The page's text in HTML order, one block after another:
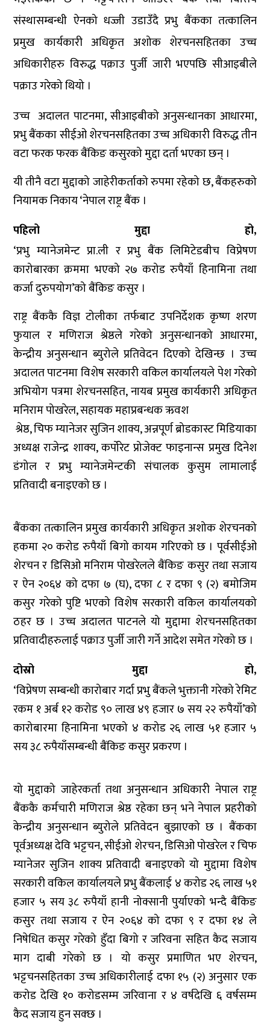
संस्थासम्बन्धी ऐनको धज्जी उडाउँदै प्रभु बैंकका तत्कालिन
प्रमुख कार्यकारी अधिकृत अशोक शेरचनसहितका उच्च
अधिकारीहरु विरुद्ध पक्राउ पुर्जी जारी भएपछि सीआइबीले
पक्राउ गरेको थियो ।
उच्च अदालत पाटनमा, सीआइबीको अनुसन्धानका आधारमा,
प्रभु बैंकका सीईओ शेरचनसहितका उच्च अधिकारी विरुद्ध तीन
वटा फरक फरक बैंकिङ कसुरको मुद्दा दर्ता भएका छन् ।
यी तीनै वटा मुद्दाको जाहेरीकर्ताको रुपमा रहेको छ, बैंकहरुको
नियामक निकाय ‘नेपाल राष्ट्र बैंक ।
पहिलो मुद्दा हो,
‘प्रभु म्यानेजमेन्ट प्रा.ली र प्रभु बैंक लिमिटेडबीच विप्रेषण
कारोबारका क्रममा भएको २७ करोड रुपैयाँ हिनामिना तथा
कर्जा दुरुपयोग’को बैंकिङ कसुर ।
राष्ट्र बैंककै विज्ञ टोलीका तर्फबाट उपनिर्देशक कृष्ण शरण
फुयाल र मणिराज श्रेष्ठले गरेको अनुसन्धानको आधारमा,
केन्द्रीय अनुसन्धान ब्युरोले प्रतिवेदन दिएको देखिन्छ । उच्च
अदालत पाटनमा विशेष सरकारी वकिल कार्यालयले पेश गरेको
अभियोग पत्रमा शेरचनसहित, नायब प्रमुख कार्यकारी अधिकृत
मनिराम पोखरेल, सहायक महाप्रबन्धक ऋवश
श्रेष्ठ, चिफ म्यानेजर सुजिन शाक्य, अन्नपूर्ण ब्रोडकास्ट मिडियाका
अध्यक्ष राजेन्द्र शाक्य, कर्पोरेट प्रोजेक्ट फाइनान्स प्रमुख दिनेश
डंगोल र प्रभु म्यानेजमेन्टकी संचालक कुसुम लामालाई
प्रतिवादी बनाइएको छ ।
बैंकका तत्कालिन प्रमुख कार्यकारी अधिकृत अशोक शेरचनको
हकमा २० करोड रुपैयाँ बिगो कायम गरिएको छ । पूर्वसीईओ
शेरचन र डिसिओ मनिराम पोखरेलले बैंकिङ कसुर तथा सजाय
र ऐन २०६४ को दफा ७ (घ), दफा ८ र दफा ९ (२) बमोजिम
कसुर गरेको पुष्टि भएको विशेष सरकारी वकिल कार्यालयको
ठहर छ । उच्च अदालत पाटनले यो मुद्दामा शेरचनसहितका
प्रतिवादीहरुलाई पक्राउ पुर्जी जारी गर्ने आदेश समेत गरेको छ ।
दोस्रो मुद्दा हो,
‘विप्रेषण सम्बन्धी कारोबार गर्दा प्रभु बैंकले भुक्तानी गरेको रेमिट
रकम १ अर्ब १२ करोड ९० लाख ४९ हजार ७ सय २२ रुपैयाँ’को
कारोबारमा हिनामिना भएको ४ करोड २६ लाख ५१ हजार ५
सय ३८ रुपैयाँसम्बन्धी बैंकिङ कसुर प्रकरण ।
यो मुद्दाको जाहेरकर्ता तथा अनुसन्धान अधिकारी नेपाल राष्ट्र
बैंककै कर्मचारी मणिराज श्रेष्ठ रहेका छन् भने नेपाल प्रहरीको
केन्द्रीय अनुसन्धान ब्युरोले प्रतिवेदन बुझाएको छ । बैंकका
पूर्वअध्यक्ष देवि भट्टचन, सीईओ शेरचन, डिसिओ पोखरेल र चिफ
म्यानेजर सुजिन शाक्य प्रतिवादी बनाइएको यो मुद्दामा विशेष
सरकारी वकिल कार्यालयले प्रभु बैंकलाई ४ करोड २६ लाख ५१
हजार ५ सय ३८ रुपैयाँ हानी नोक्सानी पुर्याएको भन्दै बैंकिङ
कसुर तथा सजाय र ऐन २०६४ को दफा ९ र दफा १४ ले
निषेधित कसुर गरेको हुँदा बिगो र जरिवना सहित कैद सजाय
माग दाबी गरेको छ । यो कसुर प्रमाणित भए शेरचन,
भट्टचनसहितका उच्च अधिकारीलाई दफा १५ (२) अनुसार एक
करोड देखि १० करोडसम्म जरिवाना र ४ वर्षदेखि ६ वर्षसम्म
कैद सजाय हुन सक्छ ।